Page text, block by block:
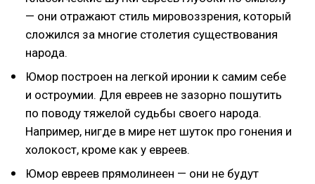
— они отражают стиль мировоззрения, который
сложился за многие столетия существования
народа.
Юмор построен на легкой иронии к самим себе
и остроумии. Для евреев не зазорно пошутить
по поводу тяжелой судьбы своего народа.
Например, нигде в мире нет шуток про гонения и
холокост, кроме как у евреев.
Юмор евреев прямолинеен — они не будут